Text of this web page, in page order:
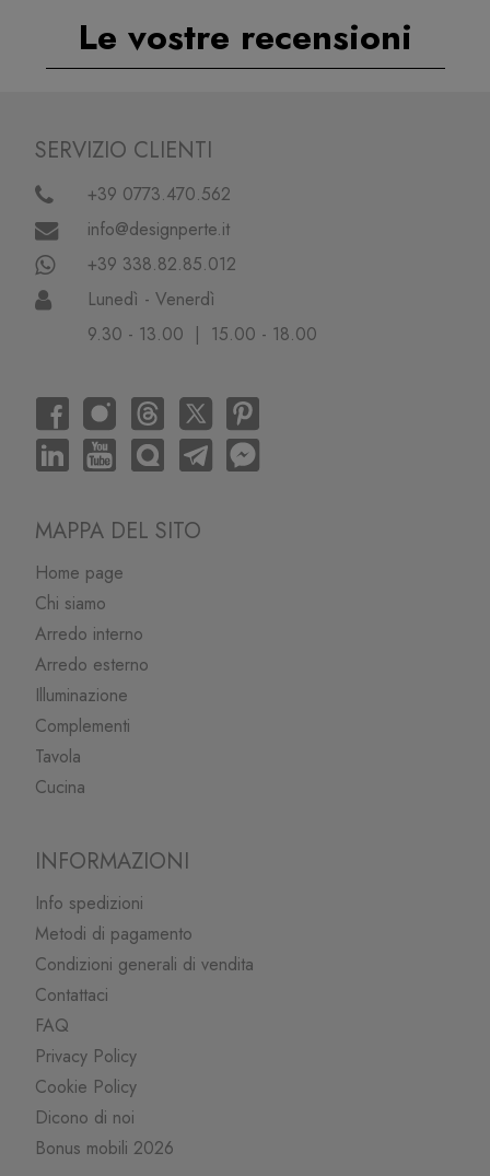
Le vostre recensioni
SERVIZIO CLIENTI
+39 0773.470.562
info@designperte.it
+39 338.82.85.012
Lunedì - Venerdì
9.30 - 13.00 | 15.00 - 18.00
MAPPA DEL SITO
Home page
Chi siamo
Arredo interno
Arredo esterno
Illuminazione
Complementi
Tavola
Cucina
INFORMAZIONI
Info spedizioni
Metodi di pagamento
Condizioni generali di vendita
Contattaci
FAQ
Privacy Policy
Cookie Policy
Dicono di noi
Bonus mobili 2026